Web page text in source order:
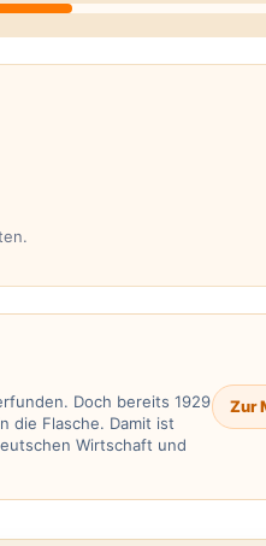
Doch bereits 1929
die Flasche. Damit ist
Wirtschaft und
Zur